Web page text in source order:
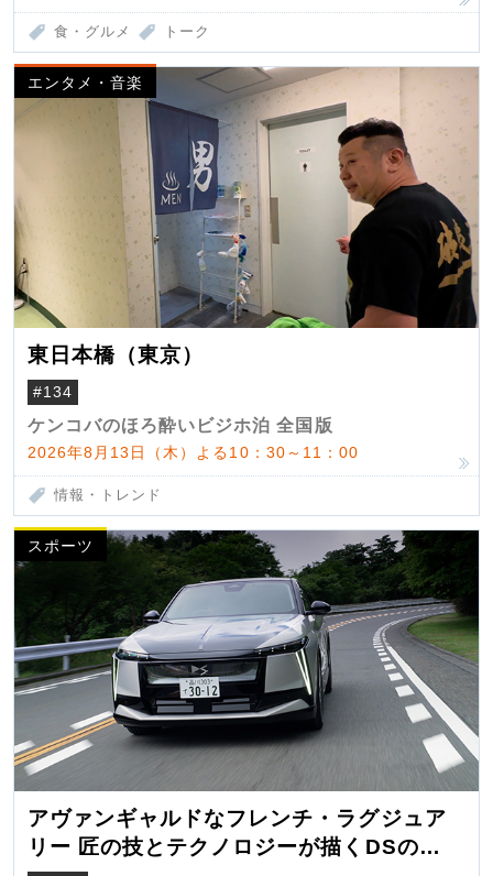
食・グルメ トーク
エンタメ・音楽
東日本橋（東京）
#134
ケンコバのほろ酔いビジホ泊 全国版
2026年8月13日（木）よる10：30～11：00
情報・トレンド
スポーツ
アヴァンギャルドなフレンチ・ラグジュア
リー 匠の技とテクノロジーが描くDSの世